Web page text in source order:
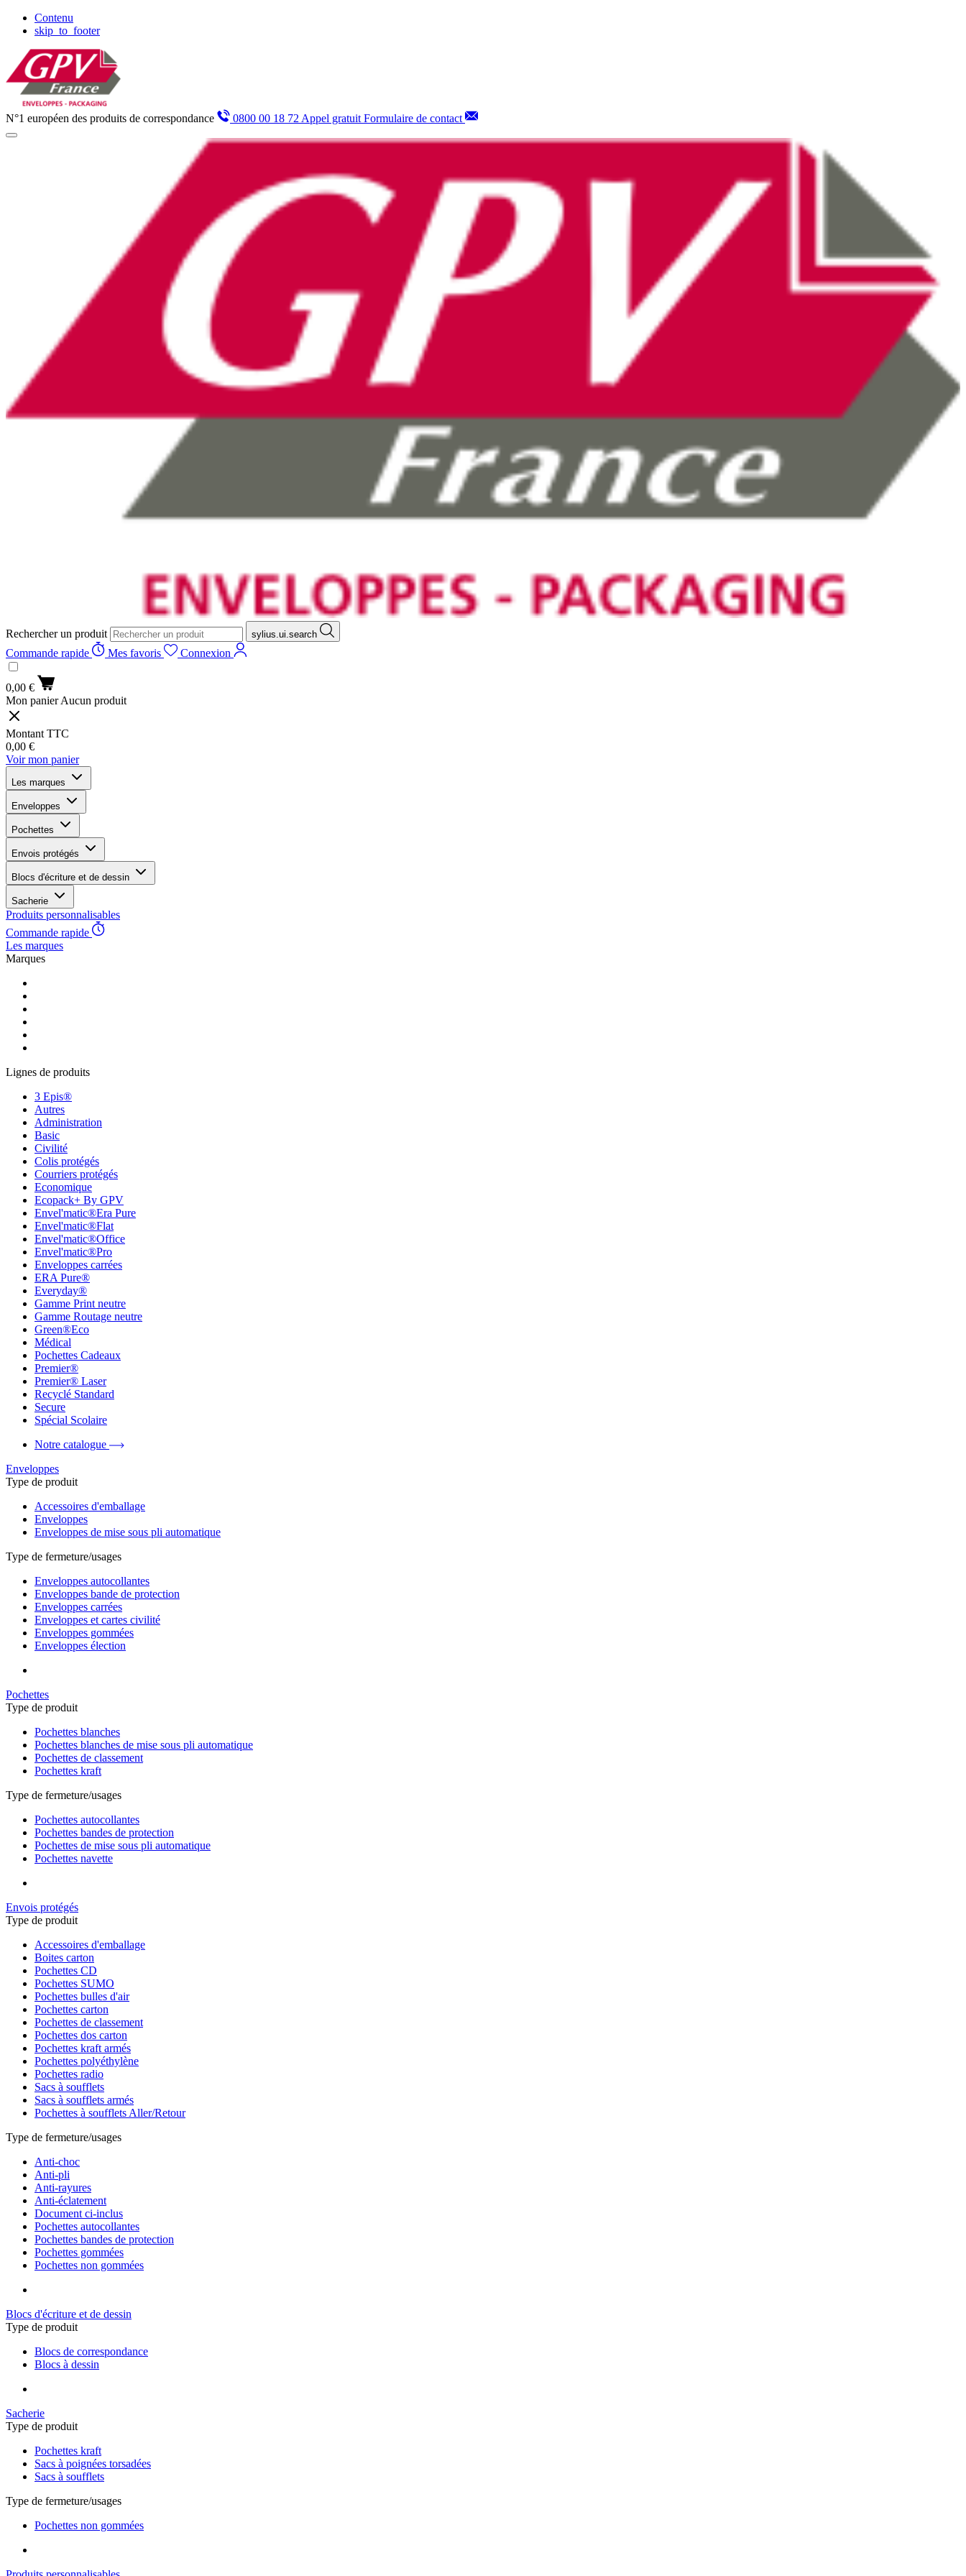
Contenu
skip_to_footer
N°1 européen des produits de correspondance 0800 00 18 72 Appel gratuit Formulaire de contact
Rechercher un produit sylius.ui.search
Commande rapide Mes favoris Connexion
0,00 €
Mon panier Aucun produit
Montant TTC
0,00 €
Voir mon panier
Les marques
Enveloppes
Pochettes
Envois protégés
Blocs d'écriture et de dessin
Sacherie
Produits personnalisables
Commande rapide
Les marques
Marques
Lignes de produits
3 Epis®
Autres
Administration
Basic
Civilité
Colis protégés
Courriers protégés
Economique
Ecopack+ By GPV
Envel'matic®Era Pure
Envel'matic®Flat
Envel'matic®Office
Envel'matic®Pro
Enveloppes carrées
ERA Pure®
Everyday®
Gamme Print neutre
Gamme Routage neutre
Green®Eco
Médical
Pochettes Cadeaux
Premier®
Premier® Laser
Recyclé Standard
Secure
Spécial Scolaire
Notre catalogue
Enveloppes
Type de produit
Accessoires d'emballage
Enveloppes
Enveloppes de mise sous pli automatique
Type de fermeture/usages
Enveloppes autocollantes
Enveloppes bande de protection
Enveloppes carrées
Enveloppes et cartes civilité
Enveloppes gommées
Enveloppes élection
Pochettes
Type de produit
Pochettes blanches
Pochettes blanches de mise sous pli automatique
Pochettes de classement
Pochettes kraft
Type de fermeture/usages
Pochettes autocollantes
Pochettes bandes de protection
Pochettes de mise sous pli automatique
Pochettes navette
Envois protégés
Type de produit
Accessoires d'emballage
Boites carton
Pochettes CD
Pochettes SUMO
Pochettes bulles d'air
Pochettes carton
Pochettes de classement
Pochettes dos carton
Pochettes kraft armés
Pochettes polyéthylène
Pochettes radio
Sacs à soufflets
Sacs à soufflets armés
Pochettes à soufflets Aller/Retour
Type de fermeture/usages
Anti-choc
Anti-pli
Anti-rayures
Anti-éclatement
Document ci-inclus
Pochettes autocollantes
Pochettes bandes de protection
Pochettes gommées
Pochettes non gommées
Blocs d'écriture et de dessin
Type de produit
Blocs de correspondance
Blocs à dessin
Sacherie
Type de produit
Pochettes kraft
Sacs à poignées torsadées
Sacs à soufflets
Type de fermeture/usages
Pochettes non gommées